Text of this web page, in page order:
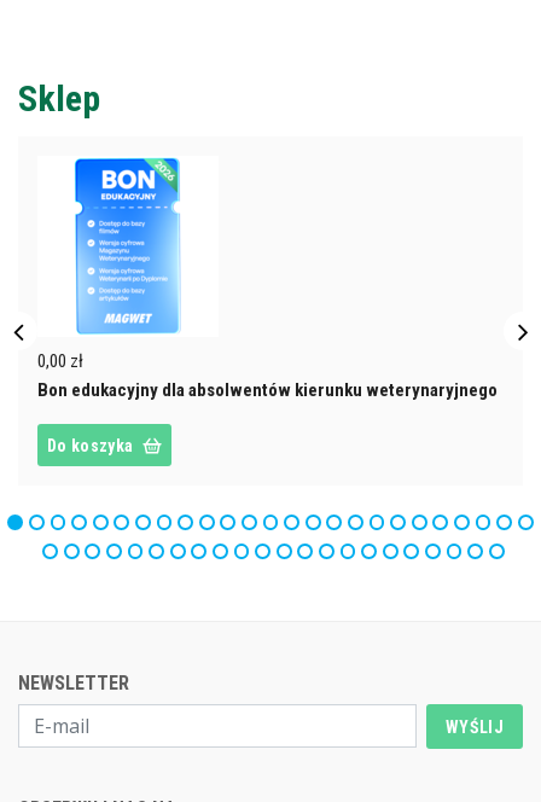
Sklep
0,00 zł
Bon edukacyjny dla absolwentów kierunku weterynaryjnego
Do koszyka
NEWSLETTER
WYŚLIJ